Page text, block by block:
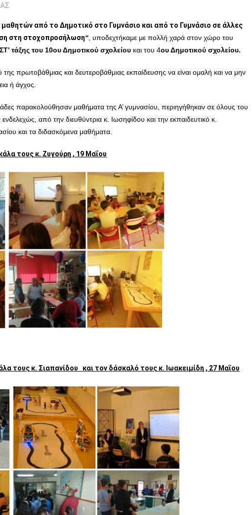
από το Δημοτικό στο Γυμνάσιο και από το Γυμνάσιο σε άλλες
στη στοχοπροσήλωση“ , υποδεχτήκαμε με πολλή χαρά στον χώρο του
ΣΤ’ τάξης του 10ου Δημοτικού σχολείου και του 4ου Δημοτικού σχολείου.
της πρωτοβάθμιας και δευτεροβάθμιας εκπαίδευσης να είναι ομαλή και να μην
ή άγχος.
παρακολούθησαν μαθήματα της Α’ γυμνασίου, περιηγήθηκαν σε όλους του
από την διευθύντρια κ. Ιωσηφίδου και την εκπαιδευτικό κ.
και τα διδασκόμενα μαθήματα.
τους κ. Ζυγούρη , 19 Μαΐου
τους κ. Σιαπανίδου και τον δάσκαλό τους κ. Ιωακειμίδη , 27 Μαΐου